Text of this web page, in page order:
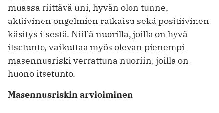
muassa riittävä uni, hyvän olon tunne,
aktiivinen ongelmien ratkaisu sekä positiivinen
käsitys itsestä. Niillä nuorilla, joilla on hyvä
itsetunto, vaikuttaa myös olevan pienempi
masennusriski verrattuna nuoriin, joilla on
huono itsetunto.
Masennusriskin arvioiminen